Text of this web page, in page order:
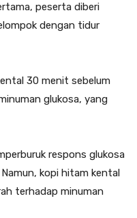
peserta diberi
dengan tidur
30 menit sebelum
glukosa, yang
respons glukosa
kopi hitam kental
terhadap minuman